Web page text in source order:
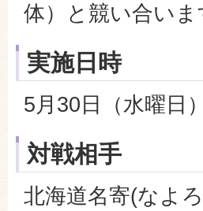
体）と競い合いま
実施日時
5月30日（水曜日
対戦相手
北海道名寄(なよ